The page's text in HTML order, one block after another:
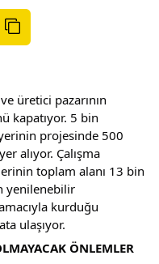
üretici pazarının
kapatıyor. 5 bin
projesinde 500
alıyor. Çalışma
toplam alanı 13 bin
yenilenebilir
kurduğu
ulaşıyor.
ÖNLEMLER